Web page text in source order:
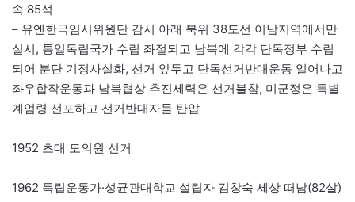
속 85석
– 유엔한국임시위원단 감시 아래 북위 38도선 이남지역에서만
실시, 통일독립국가 수립 좌절되고 남북에 각각 단독정부 수립
되어 분단 기정사실화, 선거 앞두고 단독선거반대운동 일어나고
좌우합작운동과 남북협상 추진세력은 선거불참, 미군정은 특별
계엄령 선포하고 선거반대자들 탄압
1952 초대 도의원 선거
1962 독립운동가·성균관대학교 설립자 김창숙 세상 떠남(82살)